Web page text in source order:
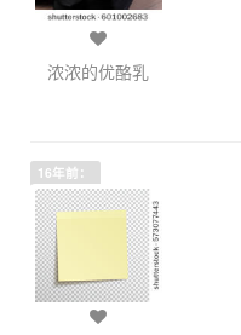
浓浓的优酪乳
16年前：